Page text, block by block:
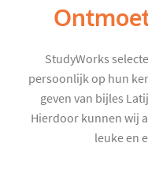
StudyWorks
persoonlijk op hun
geven van bijles
Hierdoor kunnen wij
leuke en